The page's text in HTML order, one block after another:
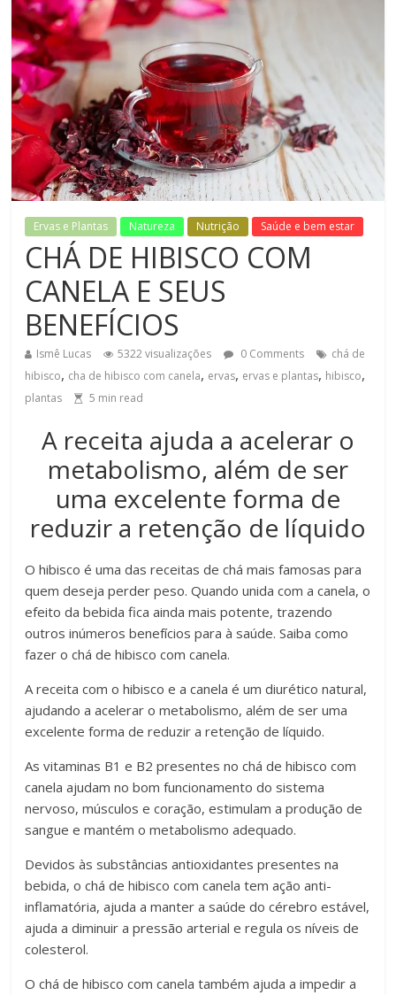
Ervas e Plantas Natureza Nutrição Saúde e bem estar
CHÁ DE HIBISCO COM
CANELA E SEUS
BENEFÍCIOS
Ismê Lucas 5322 visualizações 0 Comments
chá de
hibisco, cha de hibisco com canela, ervas, ervas e plantas, hibisco,
plantas 5 min read
A receita ajuda a acelerar o
metabolismo, além de ser
uma excelente forma de
reduzir a retenção de líquido
O hibisco é uma das receitas de chá mais famosas para
quem deseja perder peso. Quando unida com a canela, o
efeito da bebida fica ainda mais potente, trazendo
outros inúmeros benefícios para à saúde. Saiba como
fazer o chá de hibisco com canela.
A receita com o hibisco e a canela é um diurético natural,
ajudando a acelerar o metabolismo, além de ser uma
excelente forma de reduzir a retenção de líquido.
As vitaminas B1 e B2 presentes no chá de hibisco com
canela ajudam no bom funcionamento do sistema
nervoso, músculos e coração, estimulam a produção de
sangue e mantém o metabolismo adequado.
Devidos às substâncias antioxidantes presentes na
bebida, o chá de hibisco com canela tem ação anti-
inflamatória, ajuda a manter a saúde do cérebro estável,
ajuda a diminuir a pressão arterial e regula os níveis de
colesterol.
O chá de hibisco com canela também ajuda a impedir a